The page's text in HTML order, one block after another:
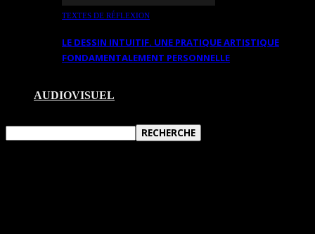
TEXTES DE RÉFLEXION
LE DESSIN INTUITIF. UNE PRATIQUE ARTISTIQUE
FONDAMENTALEMENT PERSONNELLE
AUDIOVISUEL